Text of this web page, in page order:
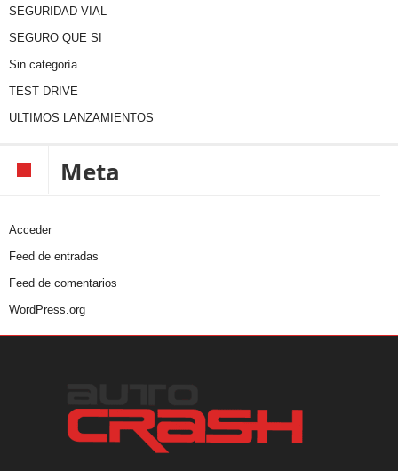
SEGURIDAD VIAL
SEGURO QUE SI
Sin categoría
TEST DRIVE
ULTIMOS LANZAMIENTOS
Meta
Acceder
Feed de entradas
Feed de comentarios
WordPress.org